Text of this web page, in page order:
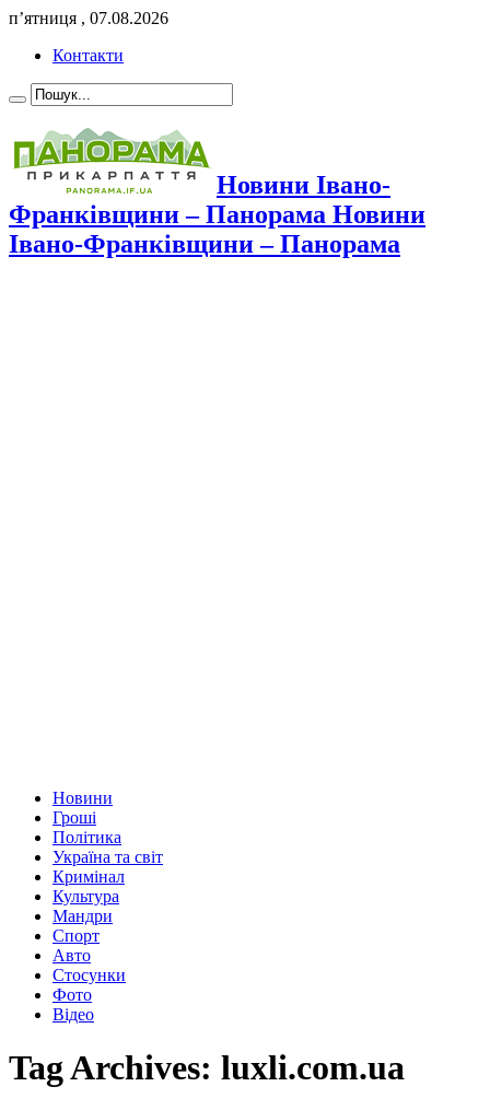
п’ятниця , 07.08.2026
Контакти
Новини Івано-
Франківщини – Панорама Новини
Івано-Франківщини – Панорама
Новини
Гроші
Політика
Україна та світ
Кримінал
Культура
Мандри
Спорт
Авто
Стосунки
Фото
Відео
Tag Archives: luxli.com.ua